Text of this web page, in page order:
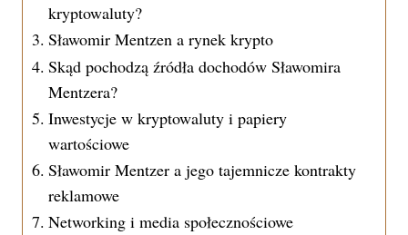
kryptowaluty?
Sławomir Mentzen a rynek krypto
Skąd pochodzą źródła dochodów Sławomira
Mentzera?
Inwestycje w kryptowaluty i papiery
wartościowe
Sławomir Mentzer a jego tajemnicze kontrakty
reklamowe
Networking i media społecznościowe